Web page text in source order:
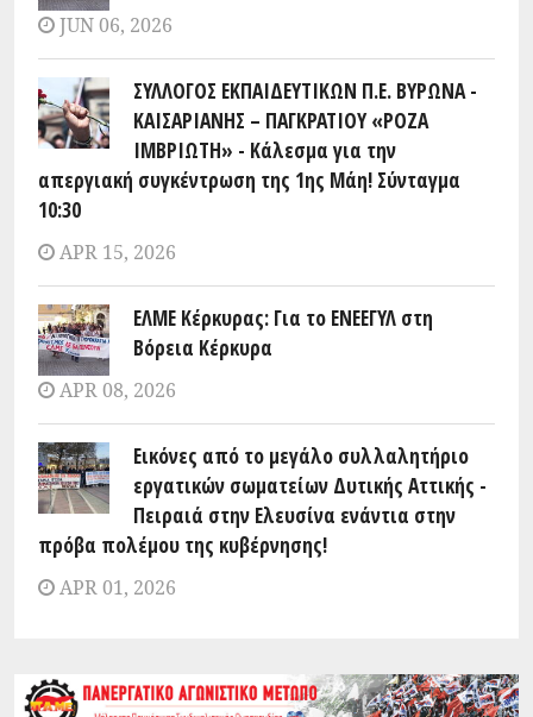
JUN 06, 2026
ΣΥΛΛΟΓΟΣ ΕΚΠΑΙΔΕΥΤΙΚΩΝ Π.Ε. ΒΥΡΩΝΑ -
ΚΑΙΣΑΡΙΑΝΗΣ – ΠΑΓΚΡΑΤΙΟΥ «ΡΟΖΑ
ΙΜΒΡΙΩΤΗ» - Κάλεσμα για την
απεργιακή συγκέντρωση της 1ης Μάη! Σύνταγμα
10:30
APR 15, 2026
ΕΛΜΕ Κέρκυρας: Για το ΕΝΕΕΓΥΛ στη
Βόρεια Κέρκυρα
APR 08, 2026
Εικόνες από το μεγάλο συλλαλητήριο
εργατικών σωματείων Δυτικής Αττικής -
Πειραιά στην Ελευσίνα ενάντια στην
πρόβα πολέμου της κυβέρνησης!
APR 01, 2026